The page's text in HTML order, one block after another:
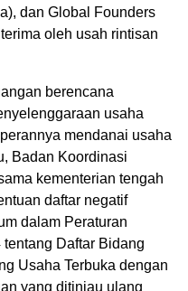
dan Global Founders
oleh usah rintisan
berencana
usaha
mendanai usaha
Badan Koordinasi
kementerian tengah
daftar negatif
dalam Peraturan
Daftar Bidang
Usaha Terbuka dengan
yang ditinjau ulang